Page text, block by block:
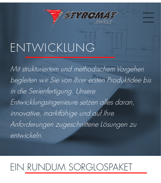
ENTWICKLUNG
Mit strukturiertem und methodischem Vorgehen
begleiten wir Sie von Ihrer ersten Produktidee bis
in die Serienfertigung. Unsere
Entwicklungsingenieure setzen alles daran,
innovative, marktfähige und auf Ihre
Anforderungen zugeschnittene Lösungen zu
entwickeln.
EIN RUNDUM SORGLOSPAKET